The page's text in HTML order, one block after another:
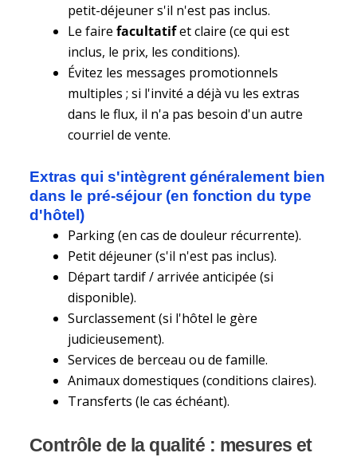
petit-déjeuner s'il n'est pas inclus.
Le faire facultatifet claire (ce qui est
inclus, le prix, les conditions).
Évitez les messages promotionnels
multiples ; si l'invité a déjà vu les extras
dans le flux, il n'a pas besoin d'un autre
courriel de vente.
Extras qui s'intègrent généralement bien
dans le pré-séjour (en fonction du type
d'hôtel)
Parking (en cas de douleur récurrente).
Petit déjeuner (s'il n'est pas inclus).
Départ tardif / arrivée anticipée (si
disponible).
Surclassement (si l'hôtel le gère
judicieusement).
Services de berceau ou de famille.
Animaux domestiques (conditions claires).
Transferts (le cas échéant).
Contrôle de la qualité : mesures et